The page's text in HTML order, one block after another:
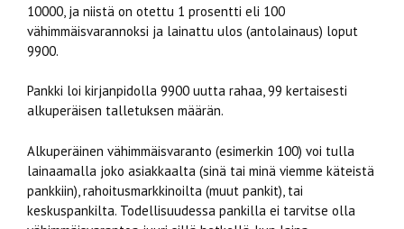
10000, ja niistä on otettu 1 prosentti eli 100
vähimmäisvarannoksi ja lainattu ulos (antolainaus) loput
9900.
Pankki loi kirjanpidolla 9900 uutta rahaa, 99 kertaisesti
alkuperäisen talletuksen määrän.
Alkuperäinen vähimmäisvaranto (esimerkin 100) voi tulla
lainaamalla joko asiakkaalta (sinä tai minä viemme käteistä
pankkiin), rahoitusmarkkinoilta (muut pankit), tai
keskuspankilta. Todellisuudessa pankilla ei tarvitse olla